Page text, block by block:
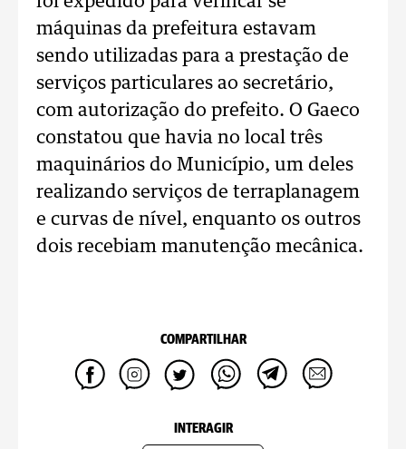
máquinas da prefeitura estavam
sendo utilizadas para a prestação de
serviços particulares ao secretário,
com autorização do prefeito. O Gaeco
constatou que havia no local três
maquinários do Município, um deles
realizando serviços de terraplanagem
e curvas de nível, enquanto os outros
dois recebiam manutenção mecânica.
COMPARTILHAR
INTERAGIR